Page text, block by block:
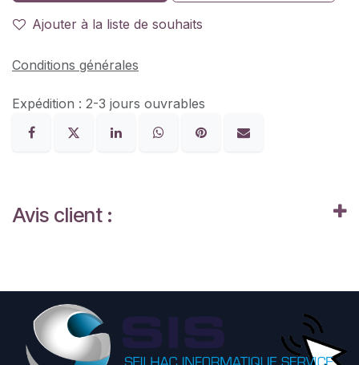
Ajouter à la liste de souhaits
Conditions générales
Expédition : 2-3 jours ouvrables
Avis client :